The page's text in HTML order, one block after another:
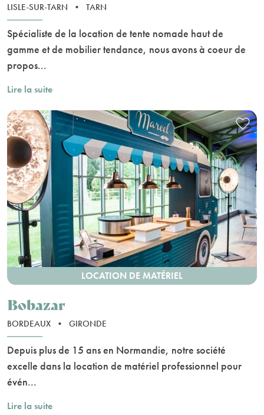
LISLE-SUR-TARN • TARN
Spécialiste de la location de tente nomade haut de
gamme et de mobilier tendance, nous avons à coeur de
propos...
Lire la suite
LOCATION DE MATÉRIEL
Bobazar
BORDEAUX • GIRONDE
Depuis plus de 15 ans en Normandie, notre société
excelle dans la location de matériel professionnel pour
évén...
Lire la suite